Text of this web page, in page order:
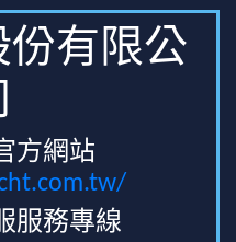
份有限公
方網站
服務專線